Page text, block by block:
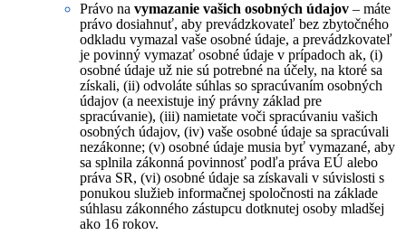
Právo na vymazanie vašich osobných údajov – máte
právo dosiahnuť, aby prevádzkovateľ bez zbytočného
odkladu vymazal vaše osobné údaje, a prevádzkovateľ
je povinný vymazať osobné údaje v prípadoch ak, (i)
osobné údaje už nie sú potrebné na účely, na ktoré sa
získali, (ii) odvoláte súhlas so spracúvaním osobných
údajov (a neexistuje iný právny základ pre
spracúvanie), (iii) namietate voči spracúvaniu vašich
osobných údajov, (iv) vaše osobné údaje sa spracúvali
nezákonne; (v) osobné údaje musia byť vymazané, aby
sa splnila zákonná povinnosť podľa práva EÚ alebo
práva SR, (vi) osobné údaje sa získavali v súvislosti s
ponukou služieb informačnej spoločnosti na základe
súhlasu zákonného zástupcu dotknutej osoby mladšej
ako 16 rokov.